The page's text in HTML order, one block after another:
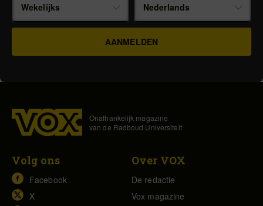
Wekelijks Nederlands
Onafhankelijk magazine
van de Radboud Universiteit
Volg ons
Facebook
X
Over VOX
De redactie
Vox magazine